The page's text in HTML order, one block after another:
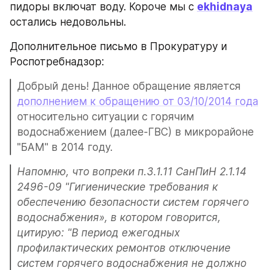
пидоры включат воду. Короче мы с ekhidnaya
остались недовольны.
Дополнительное письмо в Прокуратуру и
Роспотребнадзор:
дополнением к обращению от 03/10/2014 года
относительно ситуации с горячим
водоснабжением (далее-ГВС) в микрорайоне
"БАМ" в 2014 году.
Напомню, что вопреки п.3.1.11 СанПиН 2.1.14
2496-09 "Гигиенические требования к
обеспечению безопасности систем горячего
водоснабжения», в котором говорится,
цитирую: "В период ежегодных
профилактических ремонтов отключение
систем горячего водоснабжения не должно